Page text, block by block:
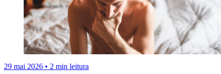
29 mai 2026 • 2 min leitura